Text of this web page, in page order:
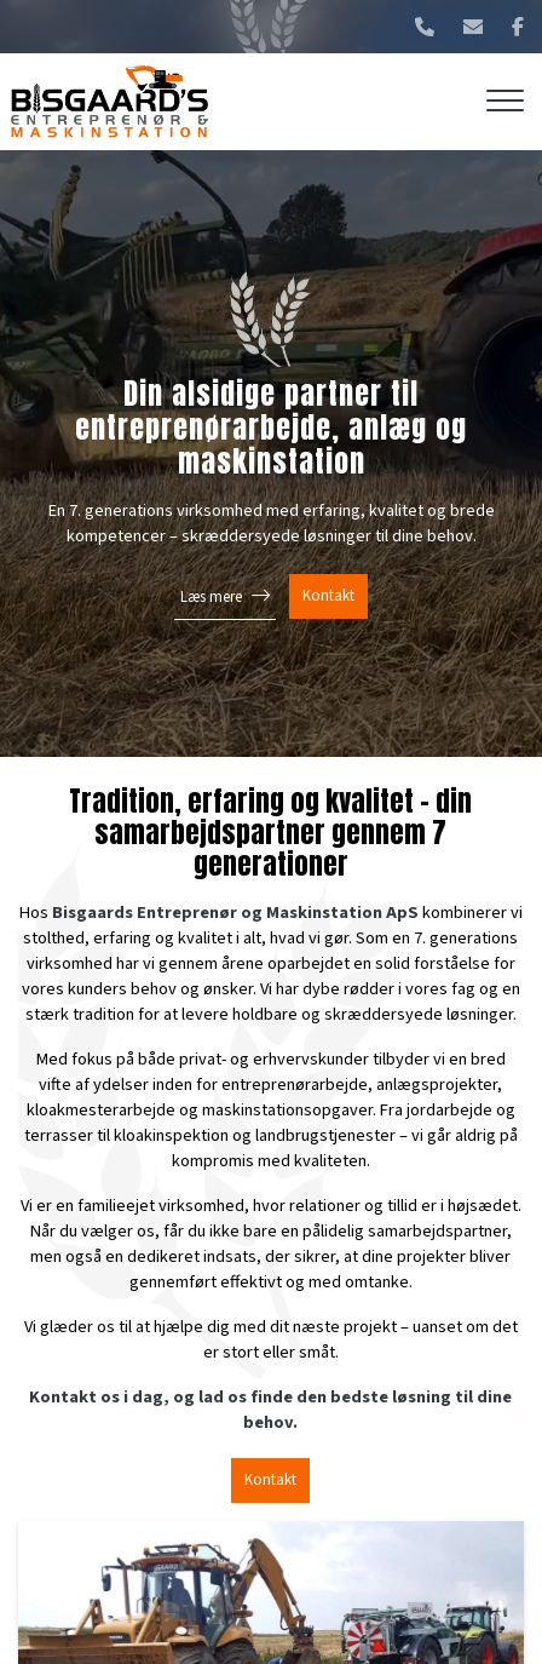
Din alsidige partner til
entreprenørarbejde, anlæg og
maskinstation
En 7. generations virksomhed med erfaring, kvalitet og brede
kompetencer – skræddersyede løsninger til dine behov.
Læs mere Kontakt
Tradition, erfaring og kvalitet – din
samarbejdspartner gennem 7
generationer
Hos Bisgaards Entreprenør og Maskinstation ApSkombinerer vi
stolthed, erfaring og kvalitet i alt, hvad vi gør. Som en 7. generations
virksomhed har vi gennem årene oparbejdet en solid forståelse for
vores kunders behov og ønsker. Vi har dybe rødder i vores fag og en
stærk tradition for at levere holdbare og skræddersyede løsninger.
Med fokus på både privat- og erhvervskunder tilbyder vi en bred
vifte af ydelser inden for entreprenørarbejde, anlægsprojekter,
kloakmesterarbejde og maskinstationsopgaver. Fra jordarbejde og
terrasser til kloakinspektion og landbrugstjenester – vi går aldrig på
kompromis med kvaliteten.
Vi er en familieejet virksomhed, hvor relationer og tillid er i højsædet.
Når du vælger os, får du ikke bare en pålidelig samarbejdspartner,
men også en dedikeret indsats, der sikrer, at dine projekter bliver
gennemført effektivt og med omtanke.
Vi glæder os til at hjælpe dig med dit næste projekt – uanset om det
er stort eller småt.
Kontakt os i dag, og lad os finde den bedste løsning til dine
behov.
Kontakt